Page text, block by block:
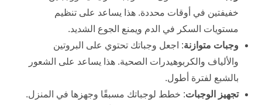
خفيفتين في أوقات محددة. هذا يساعد على تنظيم
مستويات السكر في الدم ويمنع الجوع الشديد.
وجبات متوازنة: اجعل وجباتك تحتوي على البروتين
والألياف والكربوهيدرات الصحية. هذا يساعد على الشعور
بالشبع لفترة أطول.
تجهيز الوجبات: خطط لوجباتك مسبقًا وجهزها في المنزل.